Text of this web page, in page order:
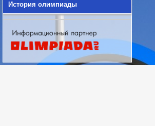
История олимпиады